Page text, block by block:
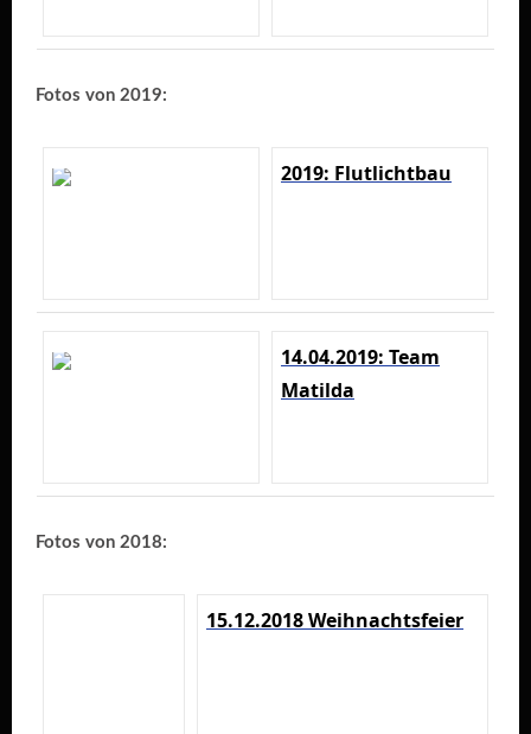
Fotos von 2019:
2019: Flutlichtbau
14.04.2019: Team
Matilda
Fotos von 2018:
15.12.2018 Weihnachtsfeier